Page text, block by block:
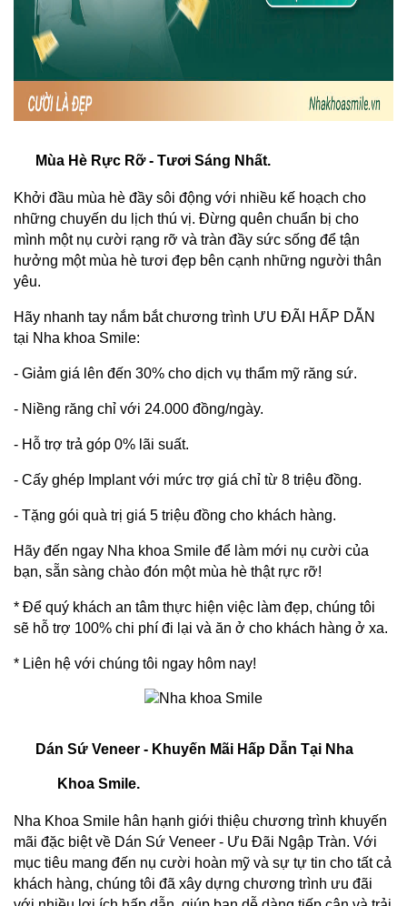
Mùa Hè Rực Rỡ - Tươi Sáng Nhất.
Khởi đầu mùa hè đầy sôi động với nhiều kế hoạch cho
những chuyến du lịch thú vị. Đừng quên chuẩn bị cho
mình một nụ cười rạng rỡ và tràn đầy sức sống để tận
hưởng một mùa hè tươi đẹp bên cạnh những người thân
yêu.
Hãy nhanh tay nắm bắt chương trình ƯU ĐÃI HẤP DẪN
tại Nha khoa Smile:
- Giảm giá lên đến 30% cho dịch vụ thẩm mỹ răng sứ.
- Niềng răng chỉ với 24.000 đồng/ngày.
- Hỗ trợ trả góp 0% lãi suất.
- Cấy ghép Implant với mức trợ giá chỉ từ 8 triệu đồng.
- Tặng gói quà trị giá 5 triệu đồng cho khách hàng.
Hãy đến ngay Nha khoa Smile để làm mới nụ cười của
bạn, sẵn sàng chào đón một mùa hè thật rực rỡ!
* Để quý khách an tâm thực hiện việc làm đẹp, chúng tôi
sẽ hỗ trợ 100% chi phí đi lại và ăn ở cho khách hàng ở xa.
* Liên hệ với chúng tôi ngay hôm nay!
Dán Sứ Veneer - Khuyến Mãi Hấp Dẫn Tại Nha
Khoa Smile.
Nha Khoa Smile hân hạnh giới thiệu chương trình khuyến
mãi đặc biệt về Dán Sứ Veneer - Ưu Đãi Ngập Tràn. Với
mục tiêu mang đến nụ cười hoàn mỹ và sự tự tin cho tất cả
khách hàng, chúng tôi đã xây dựng chương trình ưu đãi